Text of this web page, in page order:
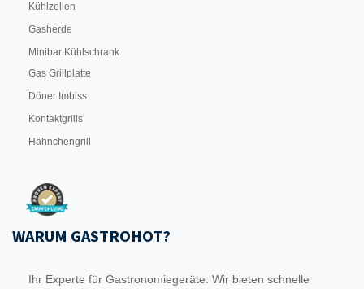
Kühlzellen
Gasherde
Minibar Kühlschrank
Gas Grillplatte
Döner Imbiss
Kontaktgrills
Hähnchengrill
WARUM GASTROHOT?
Ihr Experte für Gastronomiegeräte. Wir bieten schnelle